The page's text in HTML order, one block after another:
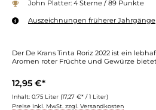
John Platter: 4 Sterne / 89 Punkte
Auszeichnungen früherer Jahrgänge
Der De Krans Tinta Roriz 2022 ist ein
Aromen roter Früchte und Gewürze
12,95 €*
Inhalt: 0.75 Liter (17,27 €* / 1 Liter)
Preise inkl. MwSt. zzgl. Versandkosten